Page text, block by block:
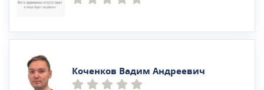
Коченков Вадим Андреевич